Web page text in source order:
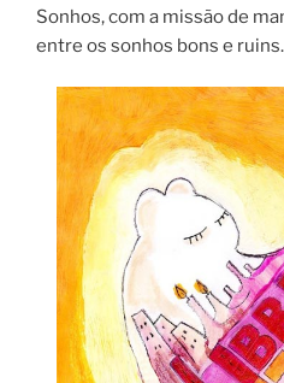
Sonhos, com a missão de
entre os sonhos bons e ruins.